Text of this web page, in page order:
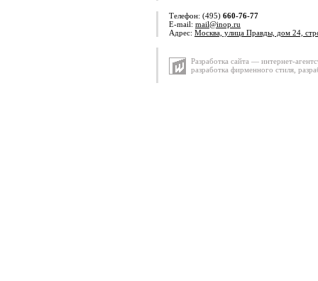
Телефон: (495) 660-76-77
E-mail: mail@inop.ru
Адрес: Москва, улица Правды, дом 24,
Разработка сайта — интернет-
разработка фирменного стиля